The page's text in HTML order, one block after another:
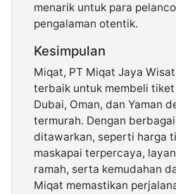
menarik untuk para
pengalaman otentik.
Kesimpulan
Miqat, PT Miqat Jaya
terbaik untuk membeli
Dubai, Oman, dan Yaman
termurah. Dengan
ditawarkan, seperti harga
maskapai terpercaya,
ramah, serta kemudahan
Miqat memastikan